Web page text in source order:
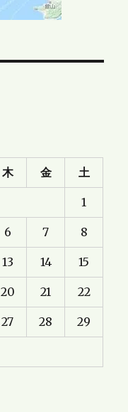
木 金 土
1
6 7 8
13 14 15
20 21 22
27 28 29